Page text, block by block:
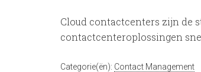
Cloud contactcenters zijn de
contactcenteroplossingen snel
Categorie(ën): Contact Management